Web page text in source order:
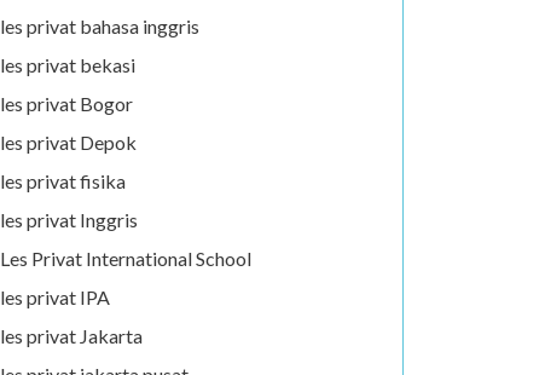
les privat bahasa inggris
les privat bekasi
les privat Bogor
les privat Depok
les privat fisika
les privat Inggris
Les Privat International School
les privat IPA
les privat Jakarta